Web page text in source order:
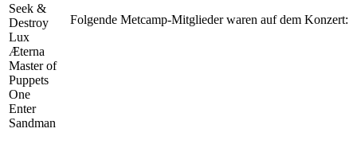
Seek &
Destroy
Lux
Æterna
Master of
Puppets
One
Enter
Sandman
Folgende Metcamp-Mitglieder waren auf dem Konzert: